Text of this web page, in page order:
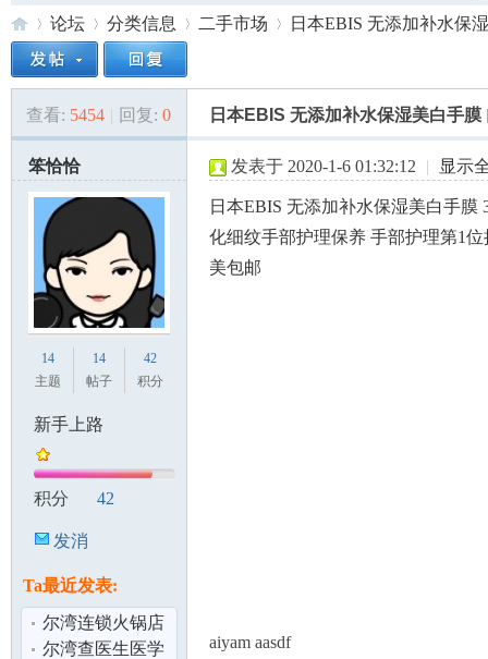
美»
论坛
›
分类信息 二手市场
›
日本EBIS 无添加补水保
查看: 5454 | 回复: 0 日本EBIS 无添加补水保湿美白手膜
笨恰恰
14
主题
14
帖子
42
积分
新手上路
积分 42
发消
Ta最近发表:
尔湾连锁火锅店
请人
尔湾查医生医学
发表于 2020-1-6 01:32:12 | 显示
日本EBIS 无添加补水保湿美白手膜
化细纹手部护理保养 手部护理第1位
美包邮
aiyam aasdf